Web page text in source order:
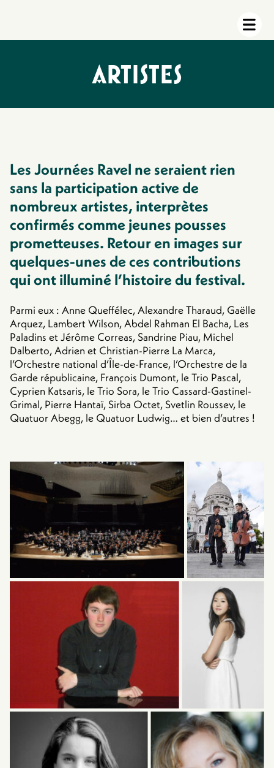
ARTISTES
Les Journées Ravel ne seraient rien
sans la participation active de
nombreux artistes, interprètes
confirmés comme jeunes pousses
prometteuses. Retour en images sur
quelques-unes de ces contributions
qui ont illuminé l’histoire du festival.
Parmi eux : Anne Queffélec, Alexandre Tharaud, Gaëlle
Arquez, Lambert Wilson, Abdel Rahman El Bacha, Les
Paladins et Jérôme Correas, Sandrine Piau, Michel
Dalberto, Adrien et Christian-Pierre La Marca,
l’Orchestre national d’Île-de-France, l’Orchestre de la
Garde républicaine, François Dumont, le Trio Pascal,
Cyprien Katsaris, le Trio Sora, le Trio Cassard-Gastinel-
Grimal, Pierre Hantaï, Sirba Octet, Svetlin Roussev, le
Quatuor Abegg, le Quatuor Ludwig… et bien d’autres !